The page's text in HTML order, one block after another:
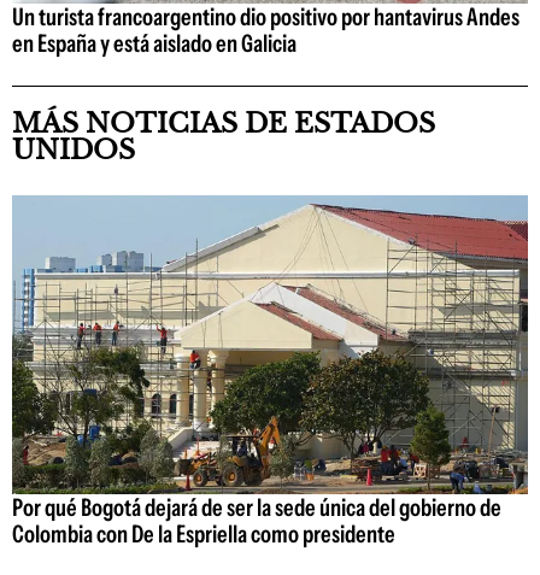
Un turista francoargentino dio positivo por hantavirus Andes
en España y está aislado en Galicia
MÁS NOTICIAS DE ESTADOS
UNIDOS
Por qué Bogotá dejará de ser la sede única del gobierno de
Colombia con De la Espriella como presidente